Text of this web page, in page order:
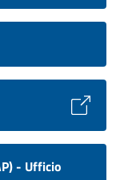
- Ufficio